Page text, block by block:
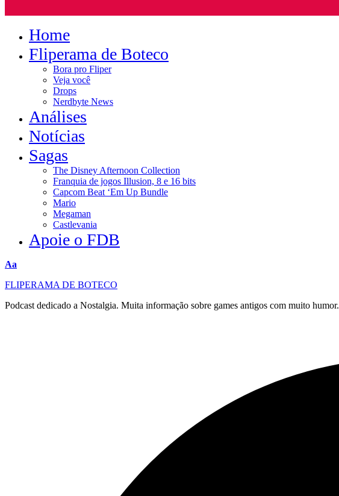
Home
Fliperama de Boteco
Bora pro Fliper
Veja você
Drops
Nerdbyte News
Análises
Notícias
Sagas
The Disney Afternoon Collection
Franquia de jogos Illusion, 8 e 16 bits
Capcom Beat ‘Em Up Bundle
Mario
Megaman
Castlevania
Apoie o FDB
Redimensionar
Aa
FLIPERAMA DE BOTECO
Podcast dedicado a Nostalgia. Muita informação sobre games antigos com muito humor.